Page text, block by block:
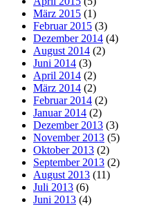
März 2015 (1)
Februar 2015 (3)
Dezember 2014 (4)
August 2014 (2)
Juni 2014 (3)
April 2014 (2)
März 2014 (2)
Februar 2014 (2)
Januar 2014 (2)
Dezember 2013 (3)
November 2013 (5)
Oktober 2013 (2)
September 2013 (2)
August 2013 (11)
Juli 2013 (6)
Juni 2013 (4)